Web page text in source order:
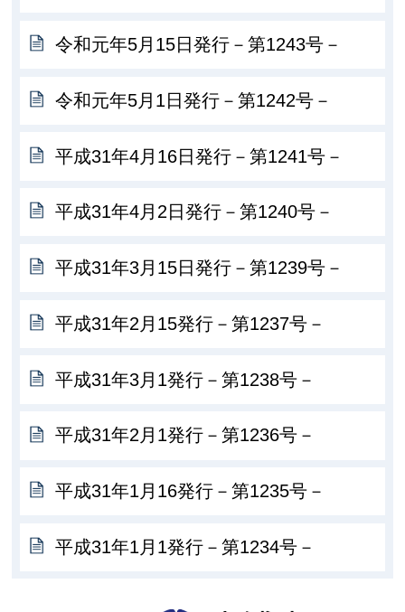
令和元年5月15日発行－第1243号－
令和元年5月1日発行－第1242号－
平成31年4月16日発行－第1241号－
平成31年4月2日発行－第1240号－
平成31年3月15日発行－第1239号－
平成31年2月15発行－第1237号－
平成31年3月1発行－第1238号－
平成31年2月1発行－第1236号－
平成31年1月16発行－第1235号－
平成31年1月1発行－第1234号－